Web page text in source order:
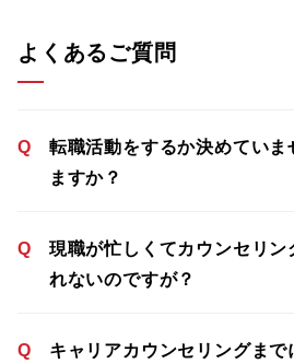
よくあるご質問
Q
転職活動をするか決めていま
ますか？
Q
現職が忙しくてカウンセリン
れないのですが？
Q キャリアカウンセリングま